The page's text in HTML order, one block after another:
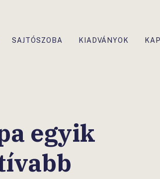
SAJTÓSZOBA KIADVÁNYOK
egyik